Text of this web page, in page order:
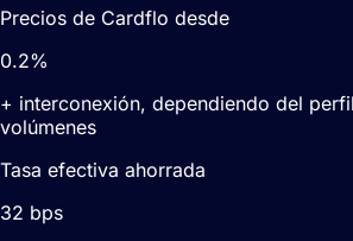
Precios de Cardflo desde
0.2%
+ interconexión, dependiendo del
volúmenes
Tasa efectiva ahorrada
32 bps